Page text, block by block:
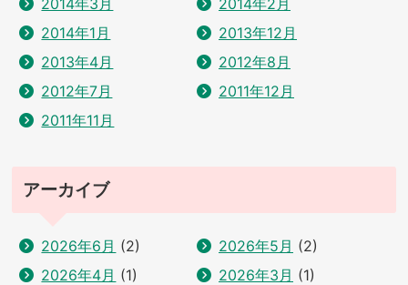
2014年3月
2014年2月
2014年1月
2013年12月
2013年4月
2012年8月
2012年7月
2011年12月
2011年11月
アーカイブ
2026年6月 (2) 2026年5月 (2)
2026年4月 (1) 2026年3月 (1)